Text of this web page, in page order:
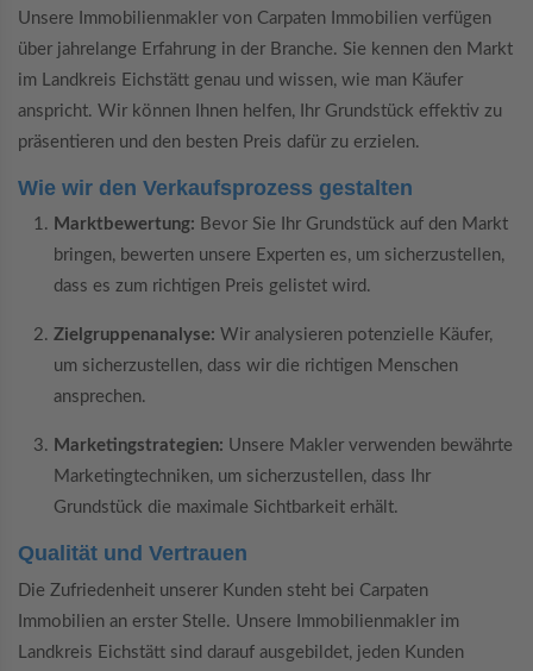
Unsere Immobilienmakler von Carpaten Immobilien verfügen
über jahrelange Erfahrung in der Branche. Sie kennen den Markt
im Landkreis Eichstätt genau und wissen, wie man Käufer
anspricht. Wir können Ihnen helfen, Ihr Grundstück effektiv zu
präsentieren und den besten Preis dafür zu erzielen.
Wie wir den Verkaufsprozess gestalten
Marktbewertung: Bevor Sie Ihr Grundstück auf den Markt
bringen, bewerten unsere Experten es, um sicherzustellen,
dass es zum richtigen Preis gelistet wird.
Zielgruppenanalyse: Wir analysieren potenzielle Käufer,
um sicherzustellen, dass wir die richtigen Menschen
ansprechen.
Marketingstrategien: Unsere Makler verwenden bewährte
Marketingtechniken, um sicherzustellen, dass Ihr
Grundstück die maximale Sichtbarkeit erhält.
Qualität und Vertrauen
Die Zufriedenheit unserer Kunden steht bei Carpaten
Immobilien an erster Stelle. Unsere Immobilienmakler im
Landkreis Eichstätt sind darauf ausgebildet, jeden Kunden